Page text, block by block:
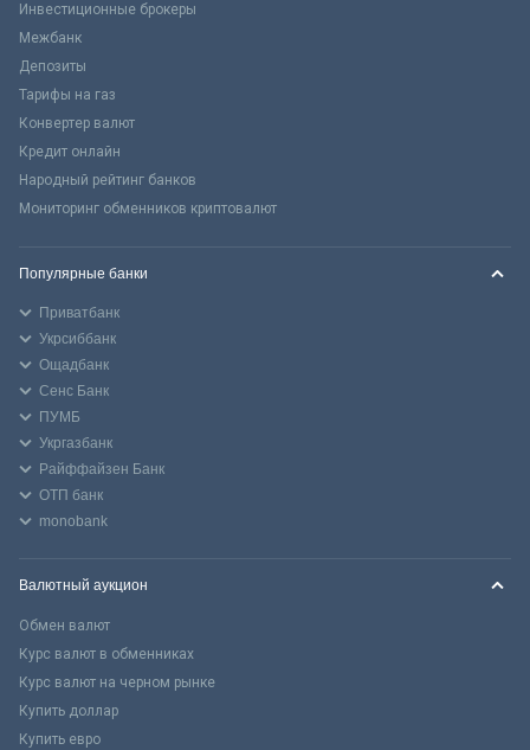
Инвестиционные брокеры
Межбанк
Депозиты
Тарифы на газ
Конвертер валют
Кредит онлайн
Народный рейтинг банков
Мониторинг обменников криптовалют
Популярные банки
Приватбанк
Укрсиббанк
Ощадбанк
Сенс Банк
ПУМБ
Укргазбанк
Райффайзен Банк
ОТП банк
monobank
Валютный аукцион
Обмен валют
Курс валют в обменниках
Курс валют на черном рынке
Купить доллар
Купить евро